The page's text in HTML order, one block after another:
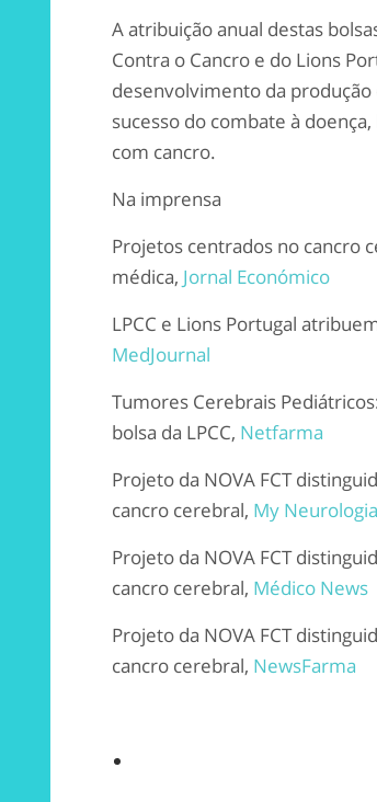
A atribuição anual destas
Contra o Cancro e do Lions
desenvolvimento da
sucesso do combate à
com cancro.
Na imprensa
Projetos centrados no cancro
médica, Jornal Económico
LPCC e Lions Portugal
MedJournal
Tumores Cerebrais
bolsa da LPCC, Netfarma
Projeto da NOVA FCT
cancro cerebral, My Neurologia
Projeto da NOVA FCT
cancro cerebral, Médico News
Projeto da NOVA FCT
cancro cerebral, NewsFarma